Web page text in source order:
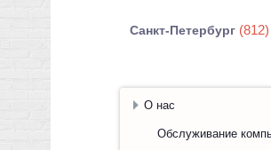
Санкт-Петербург
О нас
Обслуживание